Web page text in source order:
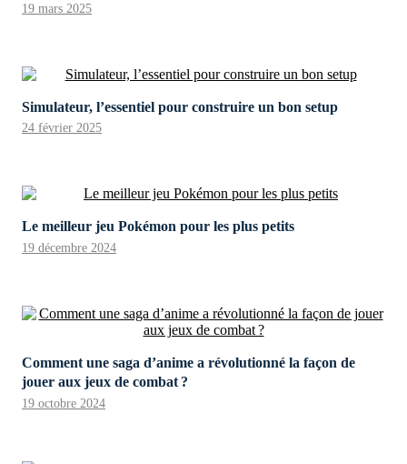
19 mars 2025
Simulateur, l’essentiel pour construire un bon setup
24 février 2025
Le meilleur jeu Pokémon pour les plus petits
19 décembre 2024
Comment une saga d’anime a révolutionné la façon de
jouer aux jeux de combat ?
19 octobre 2024